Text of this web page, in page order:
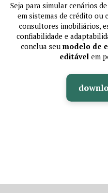
Seja para simular cenários
em sistemas de crédito ou
consultores imobiliários,
confiabilidade e
conclua seu modelo de
editávelem